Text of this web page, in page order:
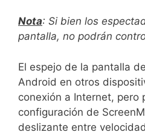
Nota: Si bien los
pantalla, no podrán
El espejo de la pantalla
Android en otros
conexión a Internet, pero
configuración de
deslizante entre